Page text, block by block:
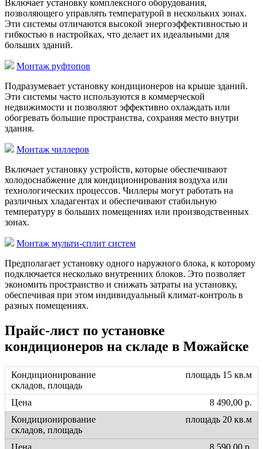
Включает установку комплексного оборудования,
позволяющего управлять температурой в нескольких зонах.
Эти системы отличаются высокой энергоэффективностью и
гибкостью в настройках, что делает их идеальными для
больших зданий.
Монтаж руфтопов
Подразумевает установку кондиционеров на крыше зданий.
Эти системы часто используются в коммерческой
недвижимости и позволяют эффективно охлаждать или
обогревать большие пространства, сохраняя место внутри
здания.
Монтаж чиллеров
Включает установку устройств, которые обеспечивают
холодоснабжение для кондиционирования воздуха или
технологических процессов. Чиллеры могут работать на
различных хладагентах и обеспечивают стабильную
температуру в больших помещениях или производственных
зонах.
Монтаж мульти-сплит систем
Предполагает установку одного наружного блока, к которому
подключается несколько внутренних блоков. Это позволяет
экономить пространство и снижать затраты на установку,
обеспечивая при этом индивидуальный климат-контроль в
разных помещениях.
Прайс-лист по установке
кондиционеров на складе в Можайске
площадь 15 кв.м
8 490,00 р.
площадь 20 кв.м